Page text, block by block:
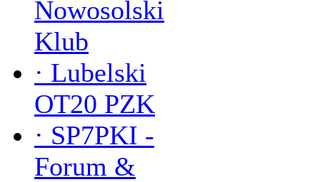
Nowosolski
Klub
· Lubelski
OT20 PZK
· SP7PKI -
Forum &